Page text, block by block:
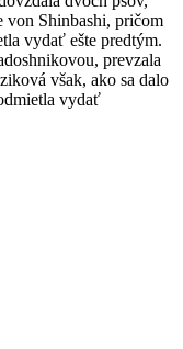
von Shinbashi, pričom
vydať ešte predtým.
prevzala
však, ako sa dalo
vydať